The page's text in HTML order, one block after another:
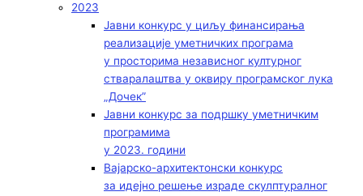
2023
Јавни конкурс у циљу финансирања
реализације уметничких програма
у просторима независног културног
стваралаштва у оквиру програмског лука
„Дочек”
Јавни конкурс за подршку уметничким
програмима
у 2023. години
Вајарско-архитектонски конкурс
за идејно решење израде скулптуралног